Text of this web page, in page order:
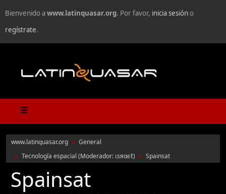
Bienvenido awww.latinquasar.org. Por favor, inicia sesióno
regístrate.
www.latinquasar.org ► General
► Tecnología espacial (Moderador: ιѕяαєℓ) ► Spainsat
Spainsat